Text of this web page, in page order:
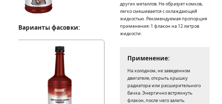
Варианты фасовки:
других металлов. Не образует комков,
легко смешивается с охлаждающей
жидкостью. Рекомендуемая пропорция
применения: 1 флакон на 12 литров
жидкости.
Применение:
На холодном, не заведенном
двигателе, открыть крышку
радиатора или расширительного
бачка. Энергично встряхнуть
флакон, после чего залить